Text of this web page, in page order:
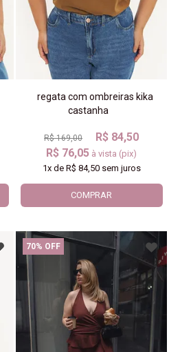
regata com ombreiras kika
castanha
R$ 169,00
R$ 84,50
R$ 76,05 à vista (pix)
1xde R$ 84,50sem juros
COMPRAR
70% OFF